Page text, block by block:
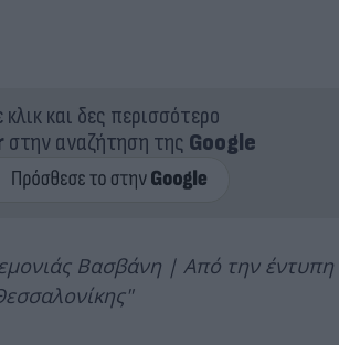
κλικ και δες περισσότερο
στην αναζήτηση της Google
Βασβάνη | Από την έντυπη